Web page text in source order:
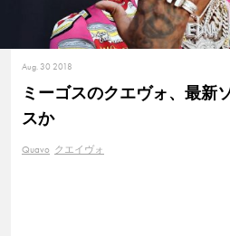
Aug. 30 2018
ミーゴスのクエヴォ、最新
スか
Quavo クエイヴォ